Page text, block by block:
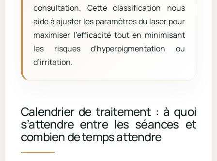
consultation. Cette classification nous
aide à ajuster les paramètres du laser pour
maximiser l’efficacité tout en minimisant
les risques d’hyperpigmentation ou
d’irritation.
Calendrier de traitement : à quoi
s’attendre entre les séances et
combien de temps attendre